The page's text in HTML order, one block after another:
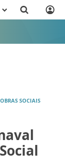
OBRAS SOCIAIS